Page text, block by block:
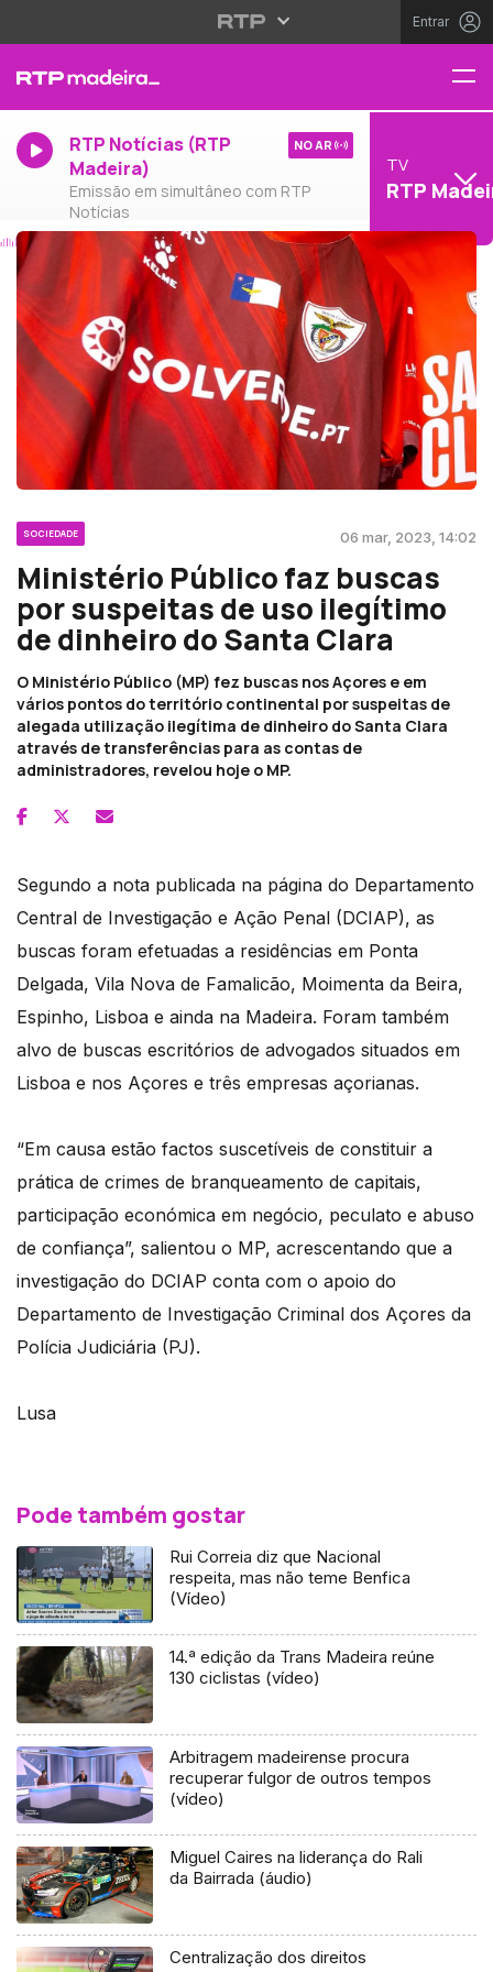
Entrar
RTP Notícias (RTP
Madeira)
Emissão em simultâneo com RTP
Notícias
NO AR
TV
RTP
SOCIEDADE 06 mar, 2023, 14:02
Ministério Público faz buscas
por suspeitas de uso ilegítimo
de dinheiro do Santa Clara
O Ministério Público (MP) fez buscas nos Açores e em
vários pontos do território continental por suspeitas de
alegada utilização ilegítima de dinheiro do Santa Clara
através de transferências para as contas de
administradores, revelou hoje o MP.
Segundo a nota publicada na página do Departamento
Central de Investigação e Ação Penal (DCIAP), as
buscas foram efetuadas a residências em Ponta
Delgada, Vila Nova de Famalicão, Moimenta da Beira,
Espinho, Lisboa e ainda na Madeira. Foram também
alvo de buscas escritórios de advogados situados em
Lisboa e nos Açores e três empresas açorianas.
“Em causa estão factos suscetíveis de constituir a
prática de crimes de branqueamento de capitais,
participação económica em negócio, peculato e abuso
de confiança”, salientou o MP, acrescentando que a
investigação do DCIAP conta com o apoio do
Departamento de Investigação Criminal dos Açores da
Polícia Judiciária (PJ).
Lusa
Pode também gostar
Rui Correia diz que Nacional
respeita, mas não teme Benfica
(Vídeo)
14.ª edição da Trans Madeira reúne
130 ciclistas (vídeo)
Arbitragem madeirense procura
recuperar fulgor de outros tempos
(vídeo)
Miguel Caires na liderança do Rali
da Bairrada (áudio)
Centralização dos direitos